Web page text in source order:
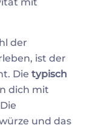
mit
der
ist der
Die typisch
dich mit
und das